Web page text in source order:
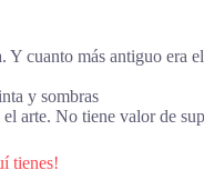
cuanto más antiguo
y sombras
arte. No tiene valor de
tienes!